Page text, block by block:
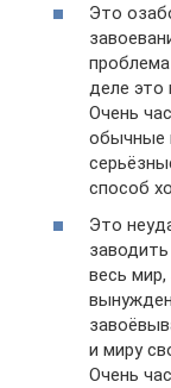
Это
деле это
Очень
обычные
способ
Это
весь
и миру
Очень